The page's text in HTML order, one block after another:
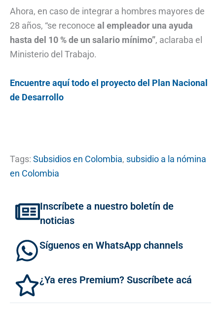
Ahora, en caso de integrar a hombres mayores de
28 años, “se reconoce al empleador una ayuda
hasta del 10 % de un salario mínimo”, aclaraba el
Ministerio del Trabajo.
Encuentre aquí todo el proyecto del Plan Nacional
de Desarrollo
Tags: Subsidios en Colombia, subsidio a la nómina
en Colombia
Inscríbete a nuestro boletín de
noticias
Síguenos en WhatsApp channels
¿Ya eres Premium? Suscríbete acá